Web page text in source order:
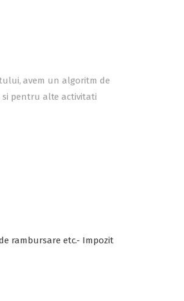
avem un algoritm de
si pentru alte activitati
rambursare etc.- Impozit